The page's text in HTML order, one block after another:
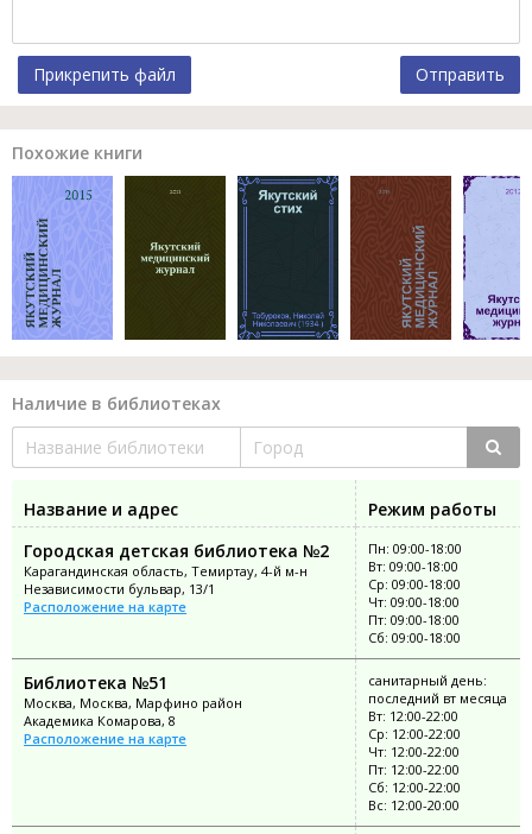
Прикрепить файл Отправить
Похожие книги
Наличие в библиотеках
Название и адрес
Режим работы
Городская детская библиотека №2
Карагандинская область, Темиртау, 4-й м-н
Независимости бульвар, 13/1
Расположение на карте
Пн: 09:00-18:00
Вт: 09:00-18:00
Ср: 09:00-18:00
Чт: 09:00-18:00
Пт: 09:00-18:00
Сб: 09:00-18:00
Библиотека №51
Москва, Москва, Марфино район
Академика Комарова, 8
Расположение на карте
санитарный день:
последний вт месяца
Вт: 12:00-22:00
Ср: 12:00-22:00
Чт: 12:00-22:00
Пт: 12:00-22:00
Сб: 12:00-22:00
Вс: 12:00-20:00